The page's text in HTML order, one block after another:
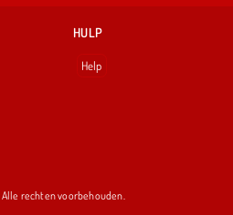
HULP
Help
rechten voorbehouden.